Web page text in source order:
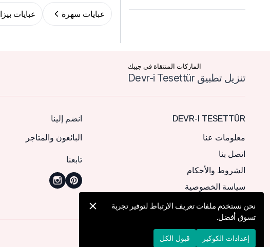
عبايات سهرة عبايات بيزا
الماركات المنتقاة في جيبك
تنزيل تطبيق Devr-i Tesettür
DEVR-I TESETTÜR
معلومات عنا
اتصل بنا
الشروط والأحكام
سياسة الخصوصية
انضم إلينا
البائعون والمتاجر
تابعنا
© 2026 Devr-i Tesettür -
نحن نستخدم ملفات تعريف الارتباط لتوفير تجربة
تسوق أفضل.
إعدادات الكوكيز قبول الكل